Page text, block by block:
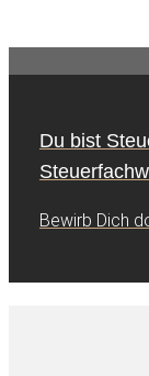
Du bist
Bewirb Dich